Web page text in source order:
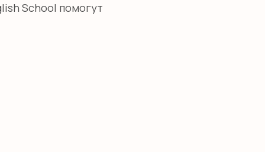
School помогут